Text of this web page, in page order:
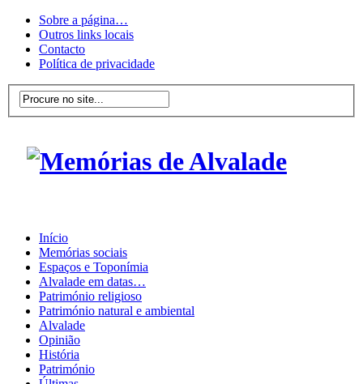
Sobre a página…
Outros links locais
Contacto
Política de privacidade
Início
Memórias sociais
Espaços e Toponímia
Alvalade em datas…
Património religioso
Património natural e ambiental
Alvalade
Opinião
História
Património